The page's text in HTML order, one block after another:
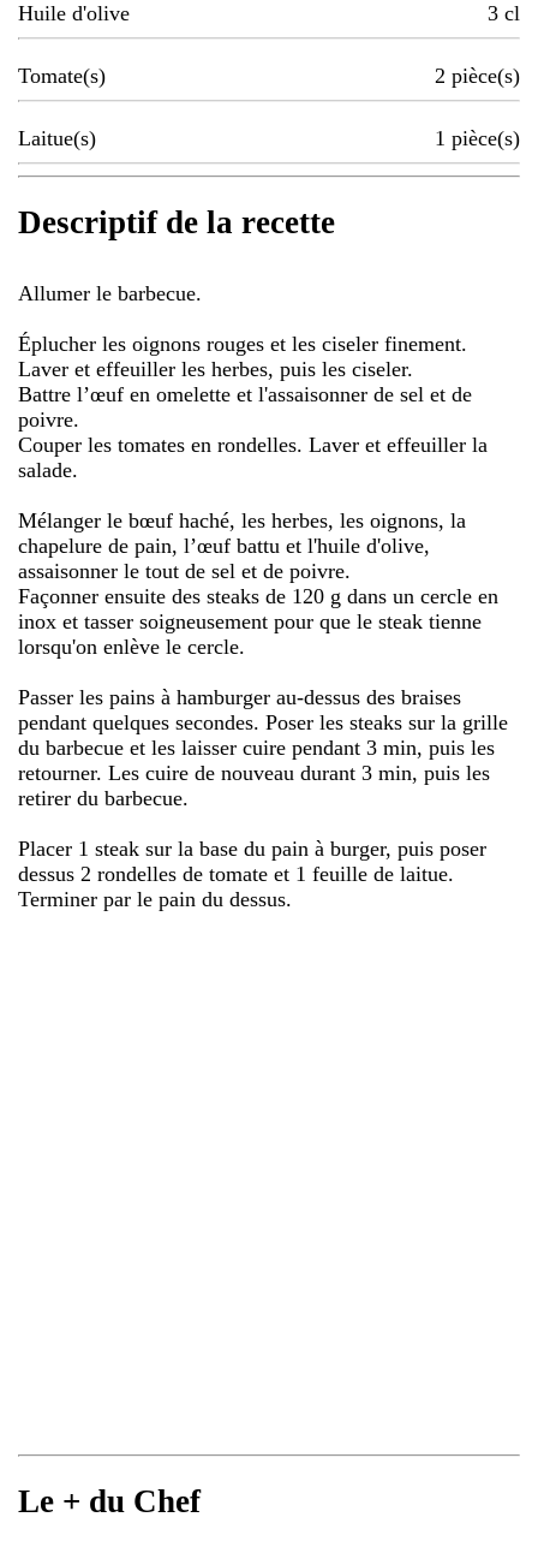
Huile d'olive 3 cl
Tomate(s) 2 pièce(s)
Laitue(s) 1 pièce(s)
Descriptif de la recette
Allumer le barbecue.
Éplucher les oignons rouges et les ciseler finement.
Laver et effeuiller les herbes, puis les ciseler.
Battre l’œuf en omelette et l'assaisonner de sel et de
poivre.
Couper les tomates en rondelles. Laver et effeuiller la
salade.
Mélanger le bœuf haché, les herbes, les oignons, la
chapelure de pain, l’œuf battu et l'huile d'olive,
assaisonner le tout de sel et de poivre.
Façonner ensuite des steaks de 120 g dans un cercle en
inox et tasser soigneusement pour que le steak tienne
lorsqu'on enlève le cercle.
Passer les pains à hamburger au-dessus des braises
pendant quelques secondes. Poser les steaks sur la grille
du barbecue et les laisser cuire pendant 3 min, puis les
retourner. Les cuire de nouveau durant 3 min, puis les
retirer du barbecue.
Placer 1 steak sur la base du pain à burger, puis poser
dessus 2 rondelles de tomate et 1 feuille de laitue.
Terminer par le pain du dessus.
Le + du Chef